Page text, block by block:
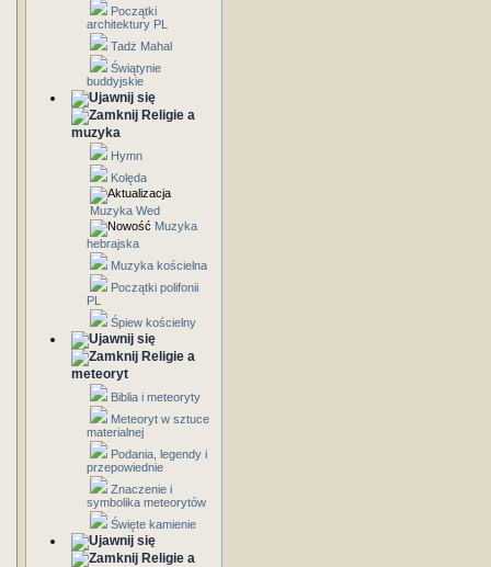
Początki
architektury PL
Tadż Mahal
Świątynie
buddyjskie
Religie a
muzyka
Hymn
Kolęda
Muzyka Wed
Muzyka
hebrajska
Muzyka kościelna
Początki polifonii
PL
Śpiew kościelny
Religie a
meteoryt
Biblia i meteoryty
Meteoryt w sztuce
materialnej
Podania, legendy i
przepowiednie
Znaczenie i
symbolika meteorytów
Święte kamienie
Religie a